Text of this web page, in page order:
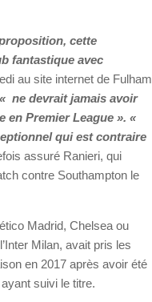
cette
fantastique avec
au site internet de Fulham
« ne devrait jamais avoir
en Premier League ». «
qui est contraire
assuré Ranieri, qui
contre Southampton le
Madrid, Chelsea ou
Milan, avait pris les
en 2017 après avoir été
suivi le titre.